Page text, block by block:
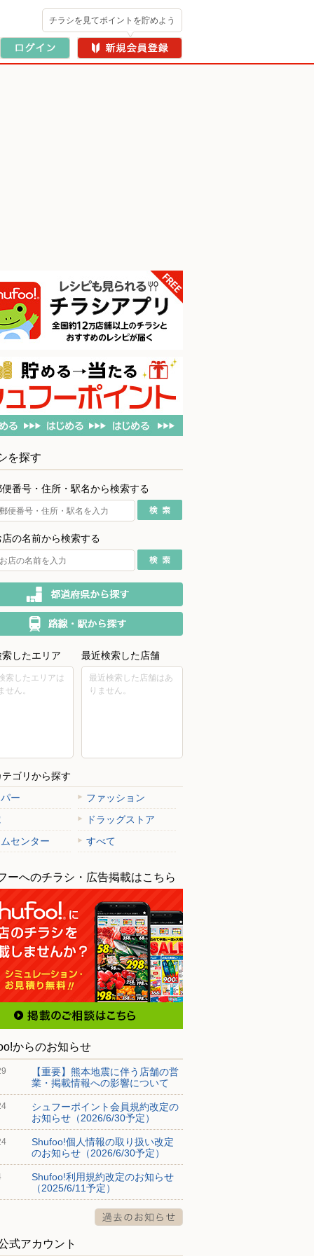
チラシを見てポイントを貯めよう
を探す
便番号・住所・駅名から検索する
店の名前から検索する
したエリア
索したエリアは
せん。
最近検索した店舗
最近検索した店舗はあ
りません。
テゴリから探す
ー
ファッション
ドラッグストア
センター
すべて
ーへのチラシ・広告掲載はこちら
からのお知らせ
【重要】熊本地震に伴う店舗の営
業・掲載情報への影響について
シュフーポイント会員規約改定の
お知らせ（2026/6/30予定）
Shufoo!個人情報の取り扱い改定
のお知らせ（2026/6/30予定）
Shufoo!利用規約改定のお知らせ
（2025/6/11予定）
式アカウント